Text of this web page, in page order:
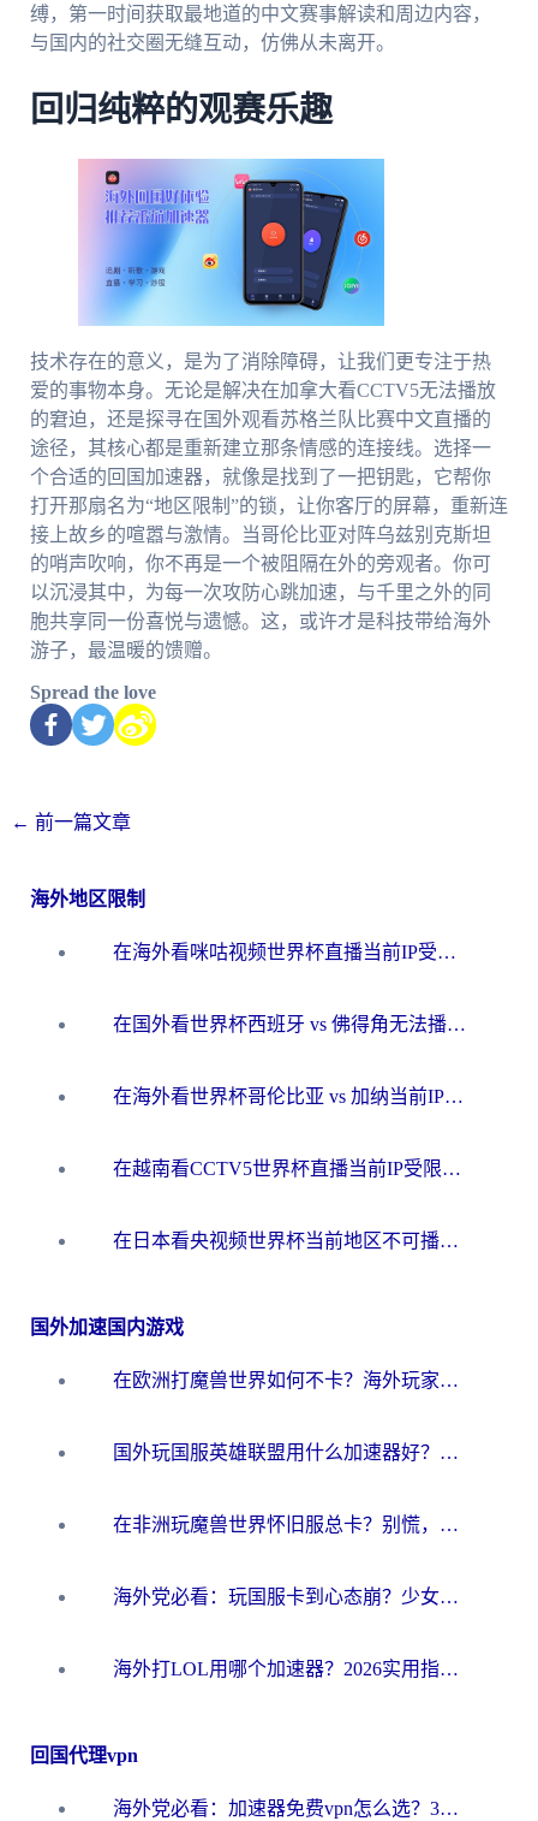
缚，第一时间获取最地道的中文赛事解读和周边内容，
与国内的社交圈无缝互动，仿佛从未离开。
回归纯粹的观赛乐趣
技术存在的意义，是为了消除障碍，让我们更专注于热
爱的事物本身。无论是解决在加拿大看CCTV5无法播放
的窘迫，还是探寻在国外观看苏格兰队比赛中文直播的
途径，其核心都是重新建立那条情感的连接线。选择一
个合适的回国加速器，就像是找到了一把钥匙，它帮你
打开那扇名为“地区限制”的锁，让你客厅的屏幕，重新连
接上故乡的喧嚣与激情。当哥伦比亚对阵乌兹别克斯坦
的哨声吹响，你不再是一个被阻隔在外的旁观者。你可
以沉浸其中，为每一次攻防心跳加速，与千里之外的同
胞共享同一份喜悦与遗憾。这，或许才是科技带给海外
游子，最温暖的馈赠。
Spread the love
← 前一篇文章
海外地区限制
在海外看咪咕视频世界杯直播当前IP受限制？这篇指南帮你搞定所有体育赛事观看难题
在国外看世界杯西班牙 vs 佛得角无法播放？这篇指南帮你解锁所有中文体育直播
在海外看世界杯哥伦比亚 vs 加纳当前IP受限制？这篇指南帮你流畅看中文解说赛事
在越南看CCTV5世界杯直播当前IP受限制？海外党体育观赛终极指南来了
在日本看央视频世界杯当前地区不可播放？海外党体育观赛终极指南
国外加速国内游戏
在欧洲打魔兽世界如何不卡？海外玩家的国服游戏加速终极攻略
国外玩国服英雄联盟用什么加速器好？海外党亲测有效的国服游戏加速指南
在非洲玩魔兽世界怀旧服总卡？别慌，这份指南帮你丝滑开荒
海外党必看：玩国服卡到心态崩？少女前线云图计划加速器免费推荐+碧蓝航线足球世界流畅攻略
海外打LOL用哪个加速器？2026实用指南：从延迟到设备适配，一篇解决你的国服游戏痛点
回国代理vpn
海外党必看：加速器免费vpn怎么选？3步教你无缝访问国内资源